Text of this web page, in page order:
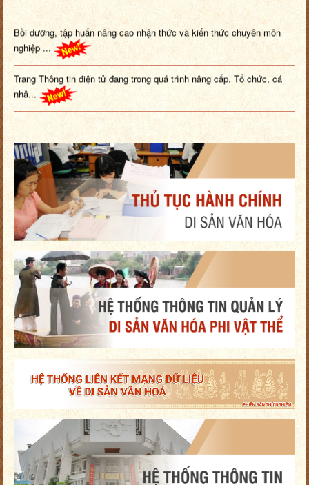
Bồi dưỡng, tập huấn nâng cao nhận thức và kiến thức chuyên môn
nghiệp ...
Trang Thông tin điện tử đang trong quá trình nâng cấp. Tổ chức, cá
nhâ...